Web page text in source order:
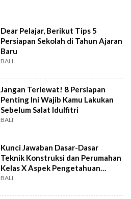
Dear Pelajar, Berikut Tips 5
Persiapan Sekolah di Tahun Ajaran
Baru
BALI
Jangan Terlewat! 8 Persiapan
Penting Ini Wajib Kamu Lakukan
Sebelum Salat Idulfitri
BALI
Kunci Jawaban Dasar-Dasar
Teknik Konstruksi dan Perumahan
Kelas X Aspek Pengetahuan
Halaman 106
BALI